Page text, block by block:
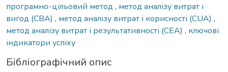
програмно-цільовий метод , метод аналізу витрат і
вигод (CBA) , метод аналізу витрат і корисності (CUA) ,
метод аналізу витрат і результативності (CEA) , ключові
індикатори успіху
Бібліографічний опис